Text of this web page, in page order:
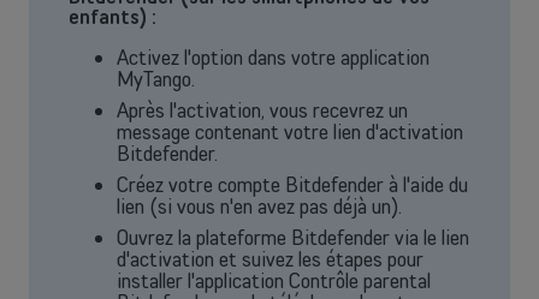
Indépendants et PMEs
Solutions de téléphonie mobile, fibre, centrale téléphonique et bien
plus encore pour les indépendants et la petite et moyenne entreprise.
enfants) :
Activez l'option dans votre application
MyTango.
Après l'activation, vous recevrez un
message contenant votre lien d'activation
Bitdefender.
Créez votre compte Bitdefender à l'aide du
lien (si vous n'en avez pas déjà un).
Ouvrez la plateforme Bitdefender via le lien
d'activation et suivez les étapes pour
installer l'application Contrôle parental